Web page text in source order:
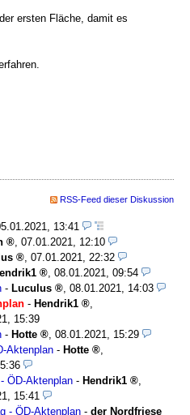
ersten Fläche, damit es
RSS-Feed dieser Diskussion
13:41
07.01.2021, 12:10
07.01.2021, 22:32
08.01.2021, 09:54
- Luculus
08.01.2021, 14:03
- Hendrik1
15:39
- Hotte
08.01.2021, 15:29
Aktenplan - Hotte
ÖD-Aktenplan - Hendrik1
15:41
- ÖD-Aktenplan - der Nordfriese